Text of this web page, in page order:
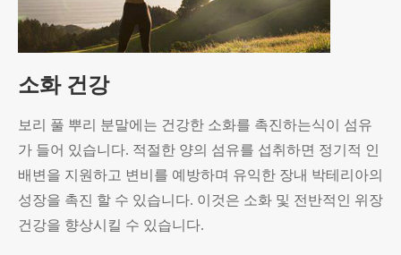
소화 건강
보리 풀 뿌리 분말에는 건강한 소화를 촉진하는식이 섬유
가 들어 있습니다. 적절한 양의 섬유를 섭취하면 정기적 인
배변을 지원하고 변비를 예방하며 유익한 장내 박테리아의
성장을 촉진 할 수 있습니다. 이것은 소화 및 전반적인 위장
건강을 향상시킬 수 있습니다.